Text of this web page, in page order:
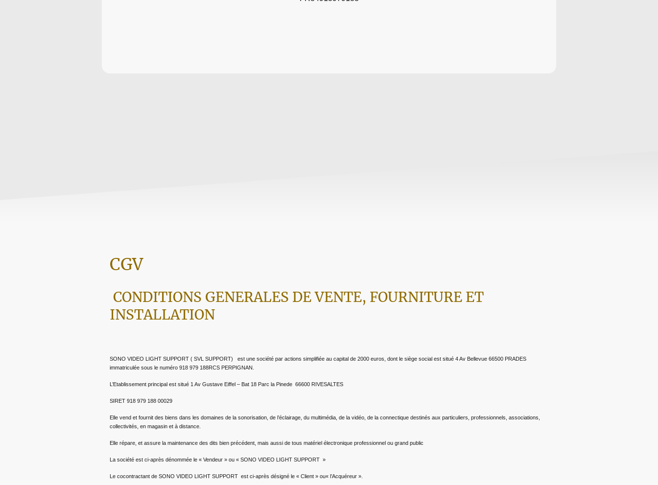
CGV
CONDITIONS GENERALES DE VENTE, FOURNITURE ET
INSTALLATION
SONO VIDEO LIGHT SUPPORT ( SVL SUPPORT) est une société par actions simplifiée au capital de 2000 euros, dont le siège social est situé 4 Av Bellevue 66500 PRADES
immatriculée sous le numéro 918 979 188RCS PERPIGNAN.
L’Etablissement principal est situé 1 Av Gustave Eiffel – Bat 18 Parc la Pinede 66600 RIVESALTES
SIRET 918 979 188 00029
Elle vend et fournit des biens dans les domaines de la sonorisation, de l’éclairage, du multimédia, de la vidéo, de la connectique destinés aux particuliers, professionnels, associations,
collectivités, en magasin et à distance.
Elle répare, et assure la maintenance des dits bien précédent, mais aussi de tous matériel électronique professionnel ou grand public
La société est ci-après dénommée le « Vendeur » ou « SONO VIDEO LIGHT SUPPORT »
Le cocontractant de SONO VIDEO LIGHT SUPPORT est ci-après désigné le « Client » ou« l’Acquéreur ».